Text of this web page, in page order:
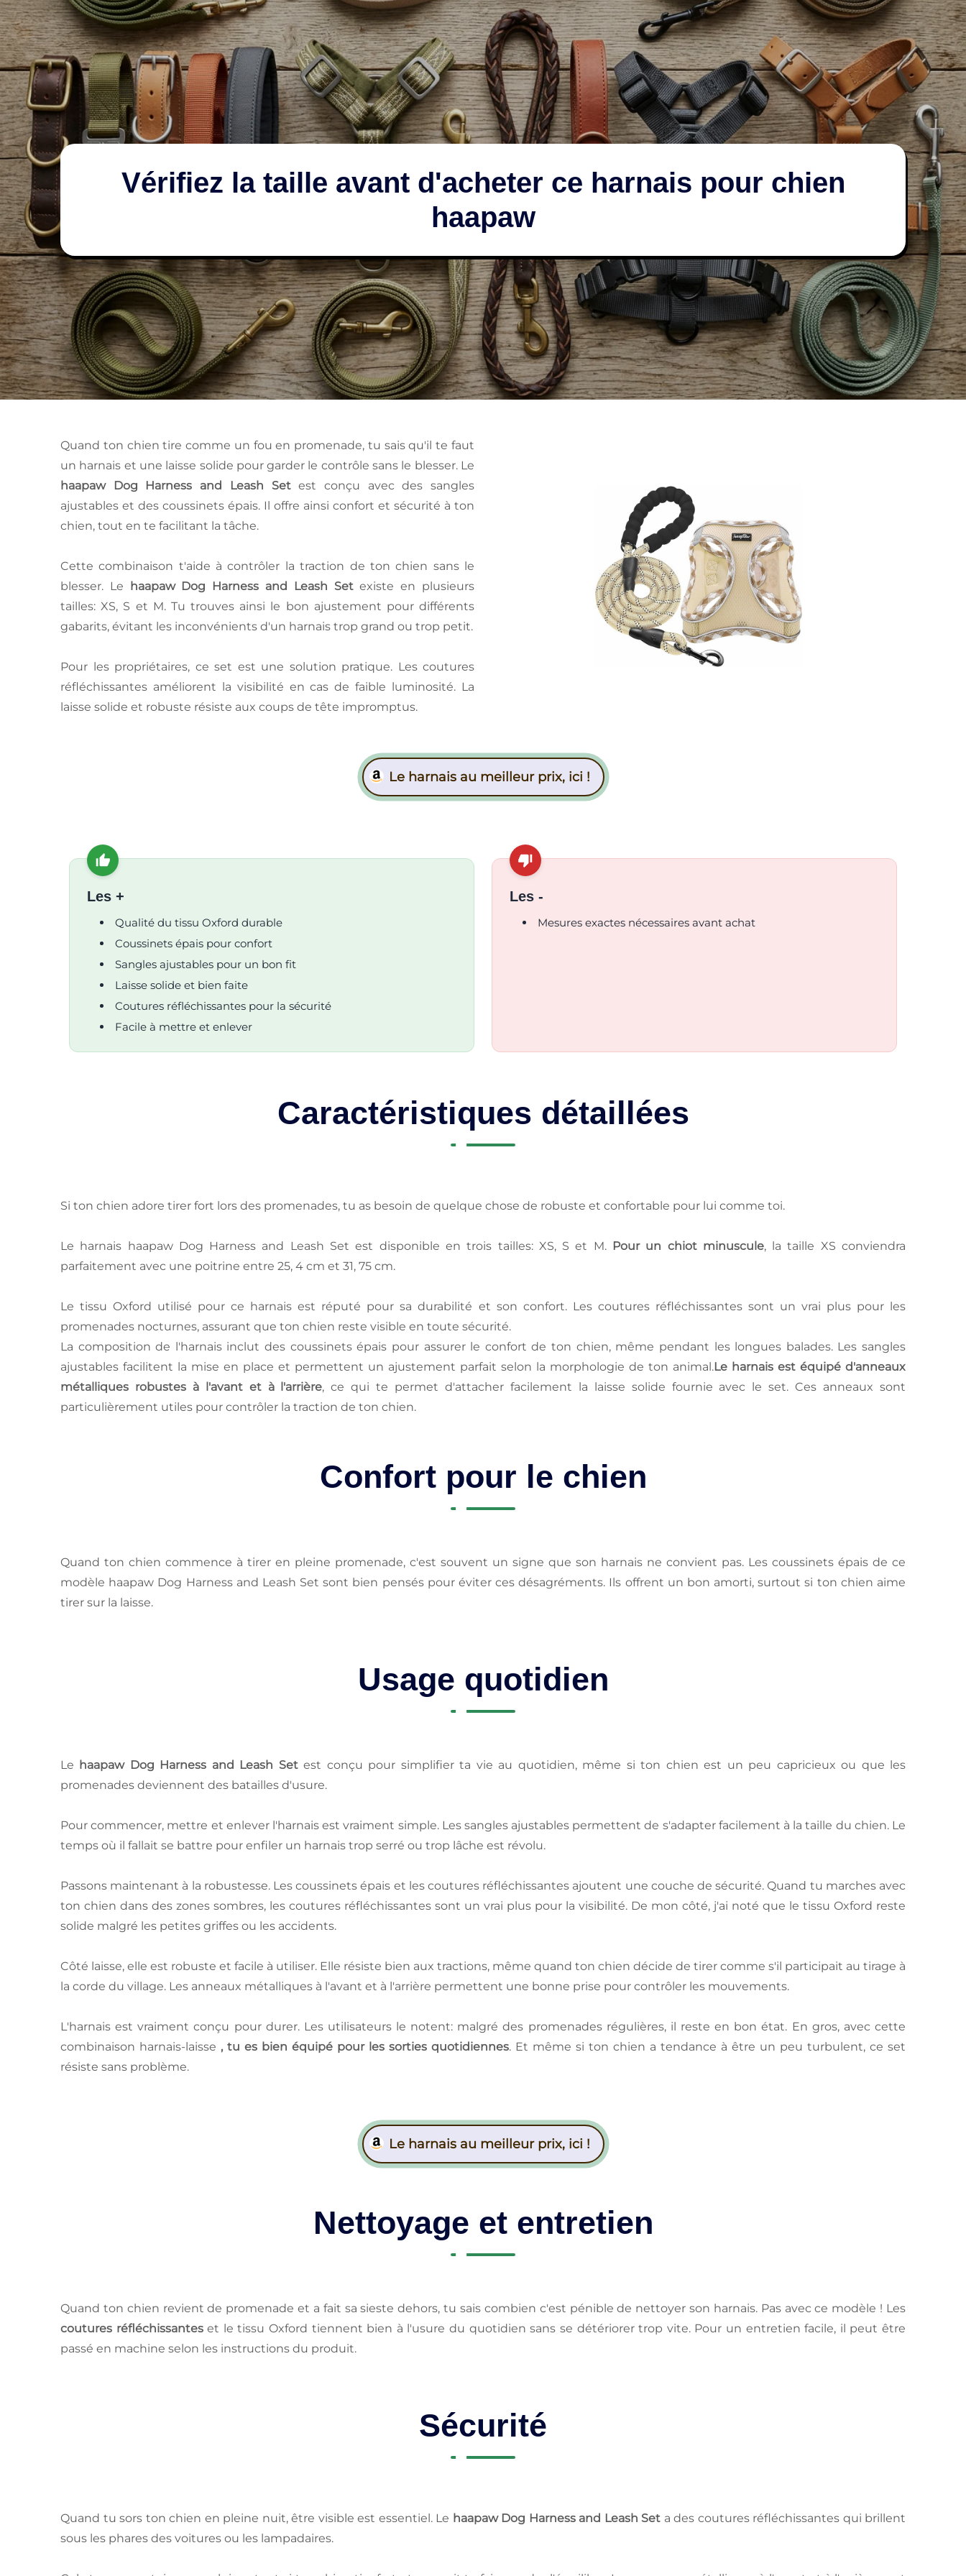
Vérifiez la taille avant d'acheter ce harnais pour chien
haapaw
Quand ton chien tire comme un fou en promenade, tu sais qu'il te faut
un harnais et une laisse solide pour garder le contrôle sans le blesser. Le
haapaw Dog Harness and Leash Setest conçu avec des sangles
ajustables et des coussinets épais. Il offre ainsi confort et sécurité à ton
chien, tout en te facilitant la tâche.
Cette combinaison t'aide à contrôler la traction de ton chien sans le
blesser. Le haapaw Dog Harness and Leash Setexiste en plusieurs
tailles: XS, S et M. Tu trouves ainsi le bon ajustement pour différents
gabarits, évitant les inconvénients d'un harnais trop grand ou trop petit.
Pour les propriétaires, ce set est une solution pratique. Les coutures
réfléchissantes améliorent la visibilité en cas de faible luminosité. La
laisse solide et robuste résiste aux coups de tête impromptus.
Le harnais au meilleur prix, ici !
Les +
Qualité du tissu Oxford durable
Coussinets épais pour confort
Sangles ajustables pour un bon fit
Laisse solide et bien faite
Coutures réfléchissantes pour la sécurité
Facile à mettre et enlever
Les -
Mesures exactes nécessaires avant achat
Caractéristiques détaillées
Si ton chien adore tirer fort lors des promenades, tu as besoin de quelque chose de robuste et confortable pour lui comme toi.
Le harnais haapaw Dog Harness and Leash Set est disponible en trois tailles: XS, S et M. Pour un chiot minuscule, la taille XS conviendra
parfaitement avec une poitrine entre 25, 4 cm et 31, 75 cm.
Le tissu Oxford utilisé pour ce harnais est réputé pour sa durabilité et son confort. Les coutures réfléchissantes sont un vrai plus pour les
promenades nocturnes, assurant que ton chien reste visible en toute sécurité.
La composition de l'harnais inclut des coussinets épais pour assurer le confort de ton chien, même pendant les longues balades. Les sangles
ajustables facilitent la mise en place et permettent un ajustement parfait selon la morphologie de ton animal.Le harnais est équipé d'anneaux
métalliques robustes à l'avant et à l'arrière, ce qui te permet d'attacher facilement la laisse solide fournie avec le set. Ces anneaux sont
particulièrement utiles pour contrôler la traction de ton chien.
Confort pour le chien
Quand ton chien commence à tirer en pleine promenade, c'est souvent un signe que son harnais ne convient pas. Les coussinets épais de ce
modèle haapaw Dog Harness and Leash Set sont bien pensés pour éviter ces désagréments. Ils offrent un bon amorti, surtout si ton chien aime
tirer sur la laisse.
Usage quotidien
Le haapaw Dog Harness and Leash Setest conçu pour simplifier ta vie au quotidien, même si ton chien est un peu capricieux ou que les
promenades deviennent des batailles d'usure.
Pour commencer, mettre et enlever l'harnais est vraiment simple. Les sangles ajustables permettent de s'adapter facilement à la taille du chien. Le
temps où il fallait se battre pour enfiler un harnais trop serré ou trop lâche est révolu.
Passons maintenant à la robustesse. Les coussinets épais et les coutures réfléchissantes ajoutent une couche de sécurité. Quand tu marches avec
ton chien dans des zones sombres, les coutures réfléchissantes sont un vrai plus pour la visibilité. De mon côté, j'ai noté que le tissu Oxford reste
solide malgré les petites griffes ou les accidents.
Côté laisse, elle est robuste et facile à utiliser. Elle résiste bien aux tractions, même quand ton chien décide de tirer comme s'il participait au tirage à
la corde du village. Les anneaux métalliques à l'avant et à l'arrière permettent une bonne prise pour contrôler les mouvements.
L'harnais est vraiment conçu pour durer. Les utilisateurs le notent: malgré des promenades régulières, il reste en bon état. En gros, avec cette
combinaison harnais-laisse , tu es bien équipé pour les sorties quotidiennes. Et même si ton chien a tendance à être un peu turbulent, ce set
résiste sans problème.
Le harnais au meilleur prix, ici !
Nettoyage et entretien
Quand ton chien revient de promenade et a fait sa sieste dehors, tu sais combien c'est pénible de nettoyer son harnais. Pas avec ce modèle ! Les
coutures réfléchissanteset le tissu Oxford tiennent bien à l'usure du quotidien sans se détériorer trop vite. Pour un entretien facile, il peut être
passé en machine selon les instructions du produit.
Sécurité
Quand tu sors ton chien en pleine nuit, être visible est essentiel. Le haapaw Dog Harness and Leash Set a des coutures réfléchissantes qui brillent
sous les phares des voitures ou les lampadaires.